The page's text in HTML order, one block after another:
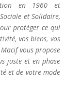
en 1960 et
et Solidaire,
protéger ce qui
vos biens, vos
vous propose
juste et en phase
et de votre mode